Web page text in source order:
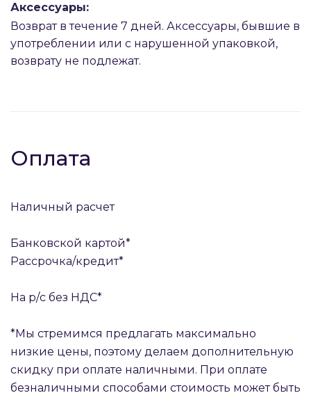
Аксессуары:
Возврат в течение 7 дней. Аксессуары, бывшие в
употреблении или с нарушенной упаковкой,
возврату не подлежат.
Оплата
Наличный расчет
Банковской картой*
Рассрочка/кредит*
На р/с без НДС*
*Мы стремимся предлагать максимально
низкие цены, поэтому делаем дополнительную
скидку при оплате наличными. При оплате
безналичными способами стоимость может быть